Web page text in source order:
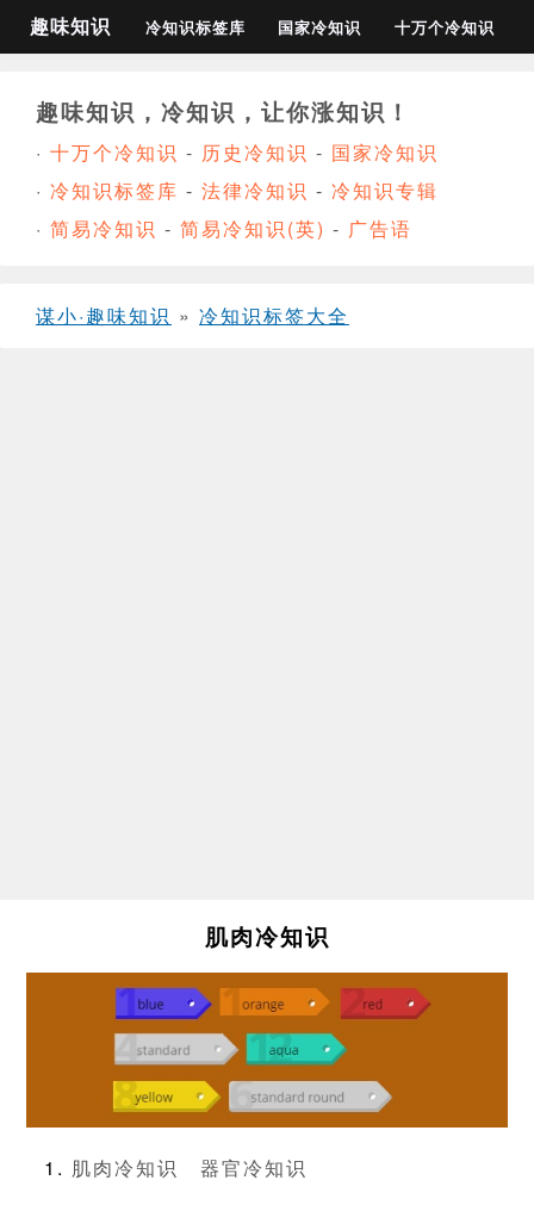
趣味知识 冷知识标签库 国家冷知识 十万个冷知识
趣味知识，冷知识，让你涨知识！
· 十万个冷知识 - 历史冷知识 - 国家冷知识
· 冷知识标签库 - 法律冷知识 - 冷知识专辑
· 简易冷知识 - 简易冷知识(英) - 广告语
谋小·趣味知识 » 冷知识标签大全
肌肉冷知识
肌肉冷知识
器官冷知识